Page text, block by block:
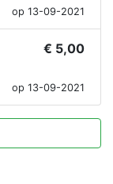
op 13-09-2021
€ 5,00
op 13-09-2021